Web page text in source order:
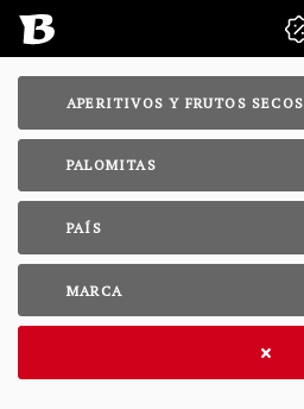
APERITIVOS Y FRUTOS SECOS
PALOMITAS
PAÍS
MARCA